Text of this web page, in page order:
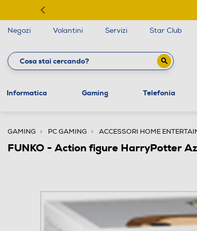
Negozi Volantini Servizi Star Club
Informatica Gaming Telefonia
GAMING PC GAMING ACCESSORI HOME
FUNKO - Action figure HarryPotter